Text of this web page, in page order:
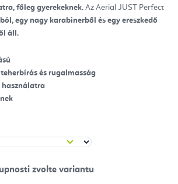
főleg gyerekeknek. Az Aerial JUST Perfect
egy nagy karabinerből és egy ereszkedő
áll.
és rugalmasság
használatra